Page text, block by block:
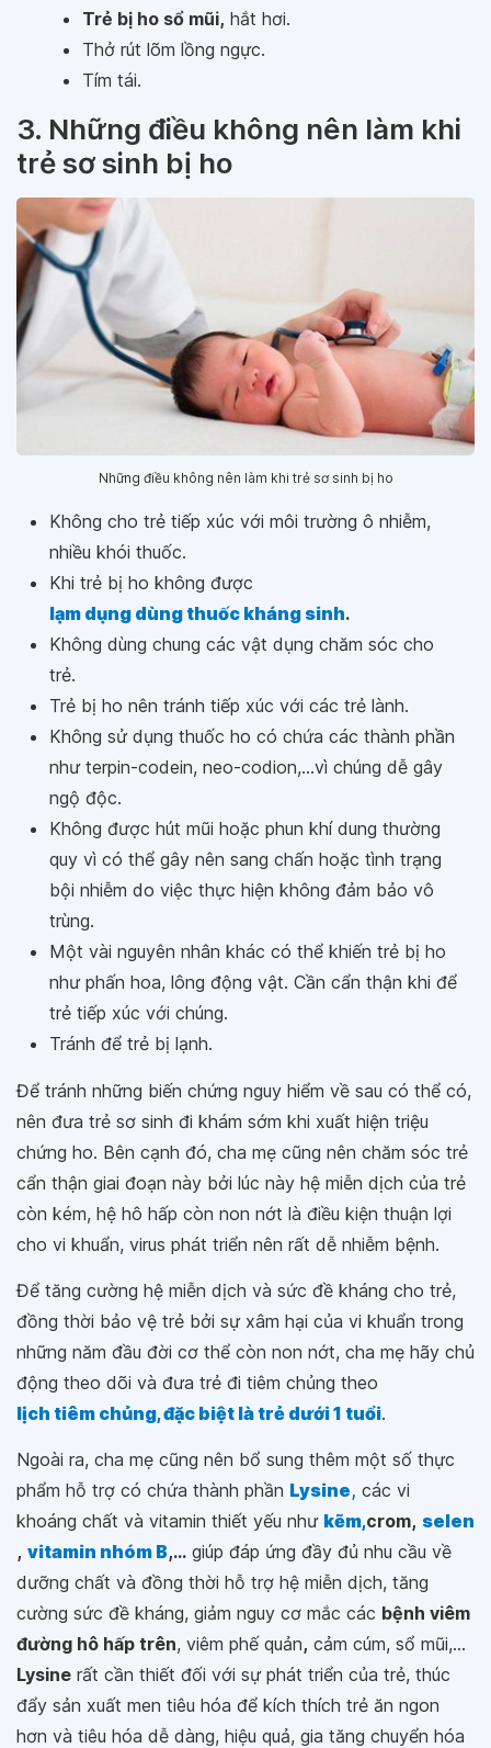
Trẻ bị ho sổ mũi, hắt hơi.
Thở rút lõm lồng ngực.
Tím tái.
3. Những điều không nên làm khi
trẻ sơ sinh bị ho
Những điều không nên làm khi trẻ sơ sinh bị ho
Không cho trẻ tiếp xúc với môi trường ô nhiễm,
nhiều khói thuốc.
Khi trẻ bị ho không được
lạm dụng dùng thuốc kháng sinh.
Không dùng chung các vật dụng chăm sóc cho
trẻ.
Trẻ bị ho nên tránh tiếp xúc với các trẻ lành.
Không sử dụng thuốc ho có chứa các thành phần
như terpin-codein, neo-codion,...vì chúng dễ gây
ngộ độc.
Không được hút mũi hoặc phun khí dung thường
quy vì có thể gây nên sang chấn hoặc tình trạng
bội nhiễm do việc thực hiện không đảm bảo vô
trùng.
Một vài nguyên nhân khác có thể khiến trẻ bị ho
như phấn hoa, lông động vật. Cần cẩn thận khi để
trẻ tiếp xúc với chúng.
Tránh để trẻ bị lạnh.
Để tránh những biến chứng nguy hiểm về sau có thể có,
nên đưa trẻ sơ sinh đi khám sớm khi xuất hiện triệu
chứng ho. Bên cạnh đó, cha mẹ cũng nên chăm sóc trẻ
cẩn thận giai đoạn này bởi lúc này hệ miễn dịch của trẻ
còn kém, hệ hô hấp còn non nớt là điều kiện thuận lợi
cho vi khuẩn, virus phát triển nên rất dễ nhiễm bệnh.
Để tăng cường hệ miễn dịch và sức đề kháng cho trẻ,
đồng thời bảo vệ trẻ bởi sự xâm hại của vi khuẩn trong
những năm đầu đời cơ thể còn non nớt, cha mẹ hãy chủ
động theo dõi và đưa trẻ đi tiêm chủng theo
lịch tiêm chủng, đặc biệt là trẻ dưới 1 tuổi.
Ngoài ra, cha mẹ cũng nên bổ sung thêm một số thực
phẩm hỗ trợ có chứa thành phần Lysine, các vi
khoáng chất và vitamin thiết yếu như kẽm,crom, selen
, vitamin nhóm B,... giúp đáp ứng đầy đủ nhu cầu về
dưỡng chất và đồng thời hỗ trợ hệ miễn dịch, tăng
cường sức đề kháng, giảm nguy cơ mắc các bệnh viêm
đường hô hấp trên, viêm phế quản, cảm cúm, sổ mũi,...
Lysine rất cần thiết đối với sự phát triển của trẻ, thúc
đẩy sản xuất men tiêu hóa để kích thích trẻ ăn ngon
hơn và tiêu hóa dễ dàng, hiệu quả, gia tăng chuyển hóa